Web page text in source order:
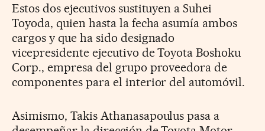
Estos dos ejecutivos sustituyen a Suhei
Toyoda, quien hasta la fecha asumía ambos
cargos y que ha sido designado
vicepresidente ejecutivo de Toyota Boshoku
Corp., empresa del grupo proveedora de
componentes para el interior del automóvil.
Asimismo, Takis Athanasapoulus pasa a